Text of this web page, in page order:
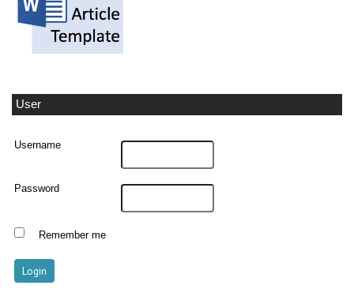
User
Username
Password
Remember me